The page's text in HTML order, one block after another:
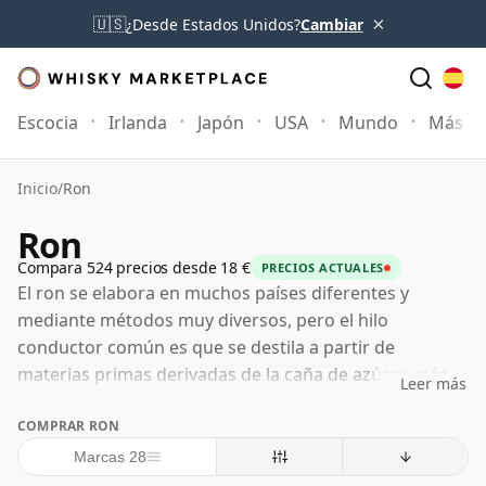
🇺🇸¿Desde Estados Unidos?Cambiar ×
Escocia Irlanda Japón USA Mundo Más
Inicio/Ron
Ron
Compara 524 precios desde 18 € PRECIOS ACTUALES
El ron se elabora en muchos países diferentes y
mediante métodos muy diversos, pero el hilo
conductor común es que se destila a partir de
materias primas derivadas de la caña de azúcar, más
azúcar y el jarabe de caña también son importantes en
algunas tradiciones. Debido a que el ron se regula de
Leer más
COMPRAR RON
Marcas 28